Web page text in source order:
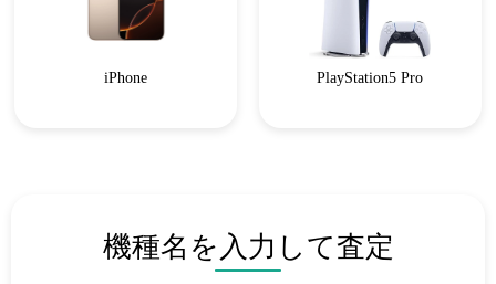
iPhone PlayStation5 Pro
機種名を入力して査定